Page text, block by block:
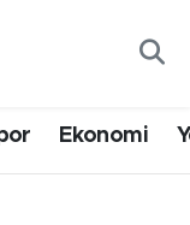
Ekonomi